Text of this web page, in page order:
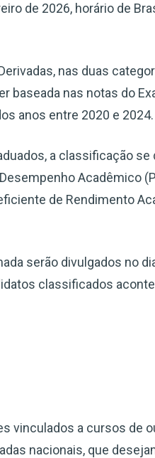
de 2026, horário de
nas duas
baseada nas notas do
anos entre 2020 e 2024.
a classificação
Acadêmico
de Rendimento
serão divulgados no
classificados
vinculados a cursos de
nacionais, que